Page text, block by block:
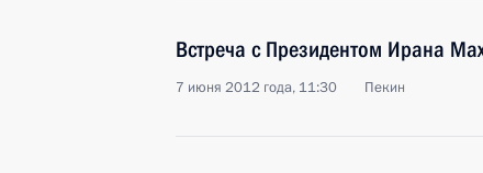
Встреча с Президентом Ирана
7 июня 2012 года, 11:30 Пекин